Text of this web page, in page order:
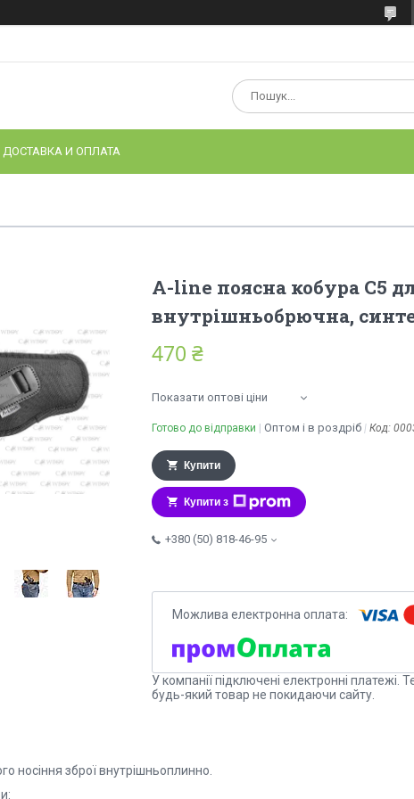
ДОСТАВКА И ОПЛАТА
A-line поясна кобура С5
внутрішньобрючна,
470 ₴
Показати оптові ціни
Готово до відправки Оптом і в роздріб Код:
Купити
Купити з
+380 (50) 818-46-95
У компанії підключені електронні платежі.
будь-який товар не покидаючи сайту.
носіння зброї внутрішньоплинно.